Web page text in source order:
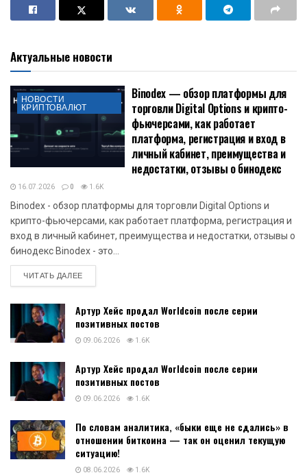
Актуальные новости
НОВОСТИ
КРИПТОВАЛЮТ
Binodex — обзор платформы для
торговли Digital Options и крипто-
фьючерсами, как работает
платформа, регистрация и вход в
личный кабинет, преимущества и
недостатки, отзывы о бинодекс
16.07.2026 0 1.6K
Binodex - обзор платформы для торговли Digital Options и
крипто-фьючерсами, как работает платформа, регистрация и
вход в личный кабинет, преимущества и недостатки, отзывы о
бинодекс Binodex - это...
ЧИТАТЬ ДАЛЕЕDETAILS
Артур Хейс продал Worldcoin после серии
позитивных постов
09.06.2026 1.6K
Артур Хейс продал Worldcoin после серии
позитивных постов
09.06.2026 1.6K
По словам аналитика, «быки еще не сдались» в
отношении биткоина — так он оценил текущую
ситуацию!
08.06.2026 1.6K